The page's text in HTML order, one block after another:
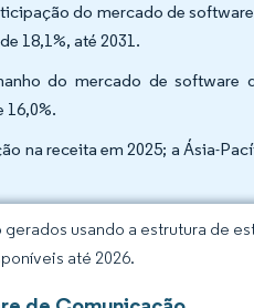
do mercado de
18,1%, até 2031.
do mercado de software
16,0%.
na receita em 2025; a Ásia-
usando a estrutura de
até 2026.